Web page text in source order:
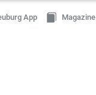
App Magazine